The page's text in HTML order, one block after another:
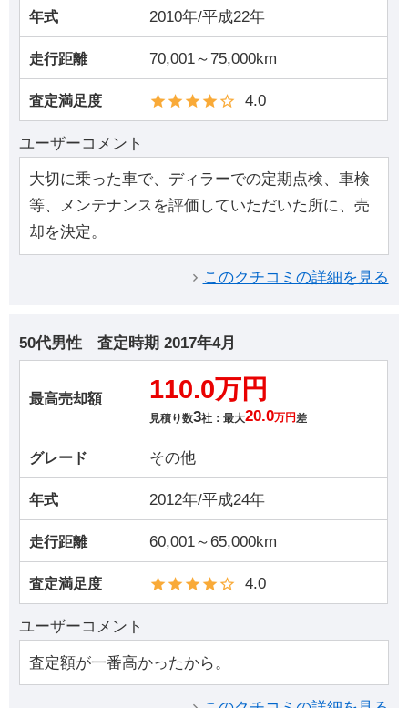
年式 2010年/平成22年
走行距離 70,001～75,000km
査定満足度 4.0
ユーザーコメント
大切に乗った車で、ディラーでの定期点検、車検
等、メンテナンスを評価していただいた所に、売
却を決定。
このクチコミの詳細を見る
50代男性 査定時期 2017年4月
最高売却額 110.0万円
見積り数3社：最大20.0万円 差
グレード その他
年式 2012年/平成24年
走行距離 60,001～65,000km
査定満足度 4.0
ユーザーコメント
査定額が一番高かったから。